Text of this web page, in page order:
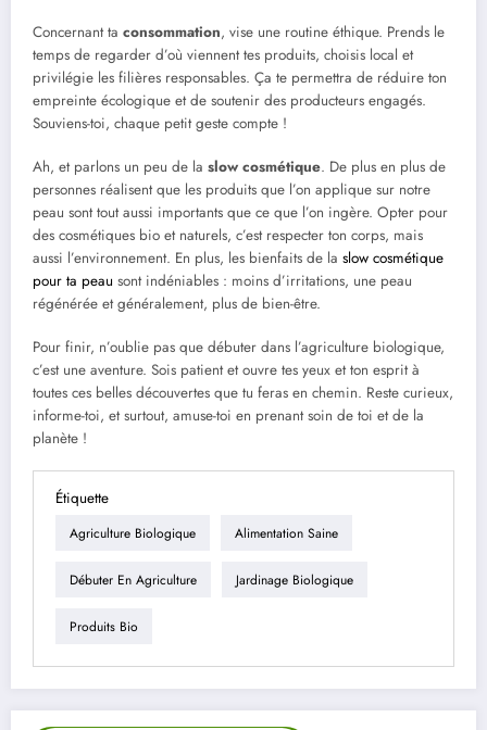
Concernant ta consommation, vise une routine éthique. Prends le
temps de regarder d’où viennent tes produits, choisis local et
privilégie les filières responsables. Ça te permettra de réduire ton
empreinte écologique et de soutenir des producteurs engagés.
Souviens-toi, chaque petit geste compte !
Ah, et parlons un peu de la slow cosmétique. De plus en plus de
personnes réalisent que les produits que l’on applique sur notre
peau sont tout aussi importants que ce que l’on ingère. Opter pour
des cosmétiques bio et naturels, c’est respecter ton corps, mais
aussi l’environnement. En plus, les bienfaits de la slow cosmétique
pour ta peau sont indéniables : moins d’irritations, une peau
régénérée et généralement, plus de bien-être.
Pour finir, n’oublie pas que débuter dans l’agriculture biologique,
c’est une aventure. Sois patient et ouvre tes yeux et ton esprit à
toutes ces belles découvertes que tu feras en chemin. Reste curieux,
informe-toi, et surtout, amuse-toi en prenant soin de toi et de la
planète !
Étiquette
Agriculture Biologique Alimentation Saine
Débuter En Agriculture Jardinage Biologique
Produits Bio